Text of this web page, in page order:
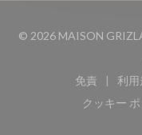
© 2026 MAISON
免責
((新しい
利用
クッキー